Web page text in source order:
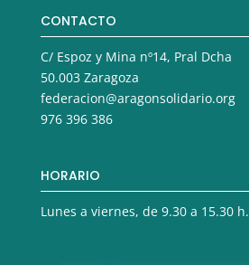
CONTACTO
C/ Espoz y Mina nº14, Pral Dcha
50.003 Zaragoza
federacion@aragonsolidario.org
976 396 386
HORARIO
Lunes a viernes, de 9.30 a 15.30 h.